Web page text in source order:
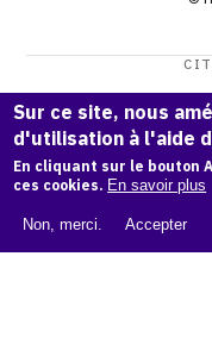
Henri
Catalogue raisonné
Sur ce site, nous
d'utilisation à l'aide
En cliquant sur le bouton
ces cookies. En savoir plus
Non, merci. Accepter